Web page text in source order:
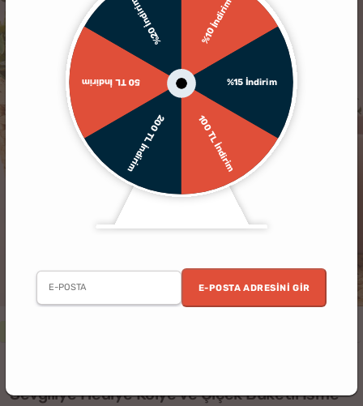
%10 İndirim
%15 İndirim
100 TL İndirim
200 TL İndirim
50 TL İndirim
%20 İndirim
E-POSTA ADRESINI GIR
Sevgiliye Hediye Kolye ve Çiçek Buketli İsme